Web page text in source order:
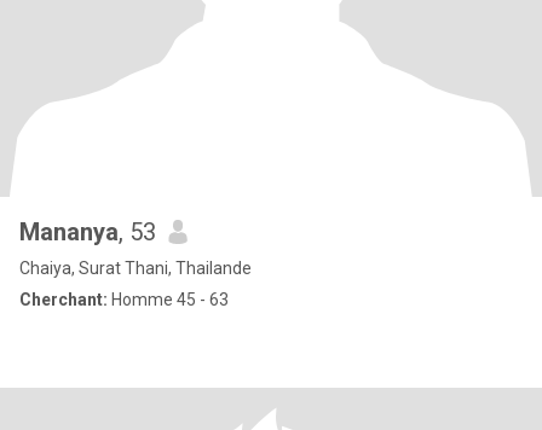
Mananya, 53
Chaiya, Surat Thani, Thailande
Cherchant: Homme 45 - 63